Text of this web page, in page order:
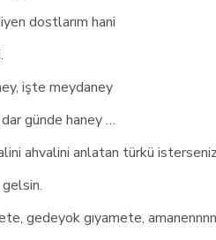
dostlarım hani
işte meydaney
günde haney …
ahvalini anlatan türkü
gelsin.
gedeyok gıyamete,